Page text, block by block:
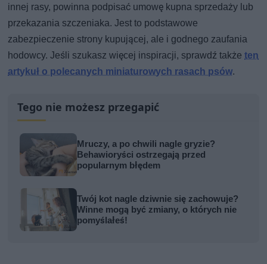
innej rasy, powinna podpisać umowę kupna sprzedaży lub
przekazania szczeniaka. Jest to podstawowe
zabezpieczenie strony kupującej, ale i godnego zaufania
hodowcy. Jeśli szukasz więcej inspiracji, sprawdź takżeten
artykuł o polecanych miniaturowych rasach psów.
Tego nie możesz przegapić
Mruczy, a po chwili nagle gryzie?
Behawioryści ostrzegają przed
popularnym błędem
Twój kot nagle dziwnie się zachowuje?
Winne mogą być zmiany, o których nie
pomyślałeś!